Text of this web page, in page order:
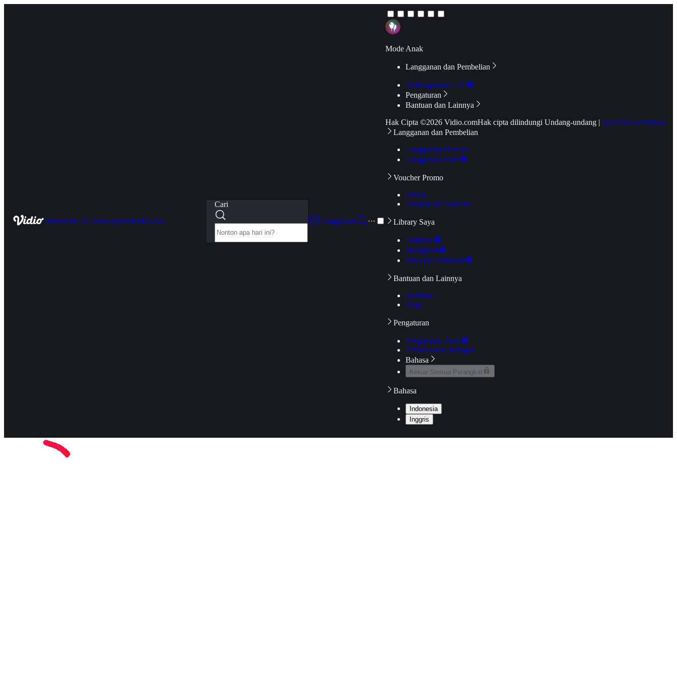
HomeLiveTV ShowSportsKidsNews
Cari
Langganan
···
Mode Anak
Langganan dan Pembelian
Hubungkan ke TV
Pengaturan
Bantuan dan Lainnya
Hak Cipta ©2026 Vidio.comHak cipta dilindungi Undang-undang | Syarat & Ketentuan
Langganan dan Pembelian
Langganan Premier
Langganan Aktif
Voucher Promo
Promo
Pakai Kode Voucher
Library Saya
Daftarku
Mengikuti
Riwayat Tontonan
Bantuan dan Lainnya
Bantuan
Blog
Pengaturan
Pengaturan Akun
Pemeriksaan Jaringan
Bahasa
Keluar Semua Perangkat
Bahasa
Indonesia
Inggris